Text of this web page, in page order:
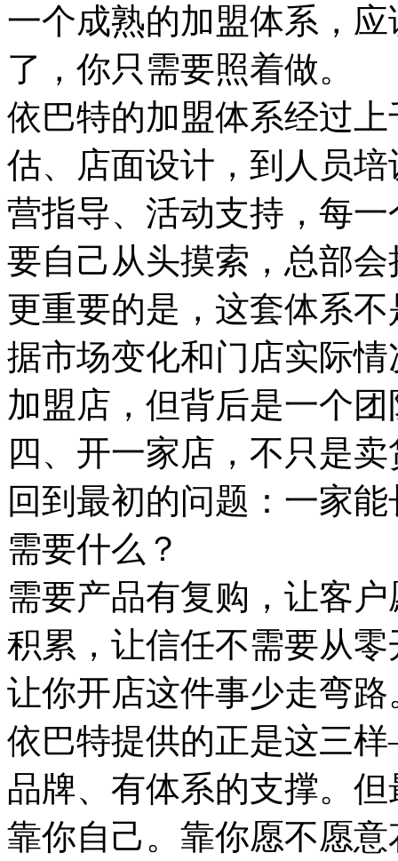
一个成熟的加盟体系，
了，你只需要照着做。
依巴特的加盟体系经过
估、店面设计，到人员
营指导、活动支持，每
要自己从头摸索，总部
更重要的是，这套体系
据市场变化和门店实际
加盟店，但背后是一个
四、开一家店，不只是卖
回到最初的问题：一家
需要什么？
需要产品有复购，让客
积累，让信任不需要从
让你开店这件事少走弯路
依巴特提供的正是这三
品牌、有体系的支撑。
靠你自己。靠你愿不愿